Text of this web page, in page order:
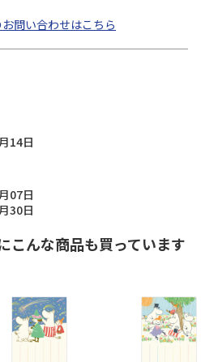
問い合わせはこちら
14日
07日
30日
こんな商品も買っています